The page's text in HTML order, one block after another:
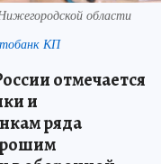
области
КП
отмечается
и
ряда